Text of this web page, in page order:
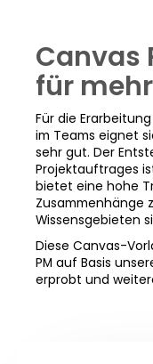
Canvas
für
Für die
im Teams eignet
sehr gut. Der
Projektauftrages
bietet eine hohe
Zusammenhänge
Wissensgebieten
Diese Canvas-
PM auf Basis
erprobt und